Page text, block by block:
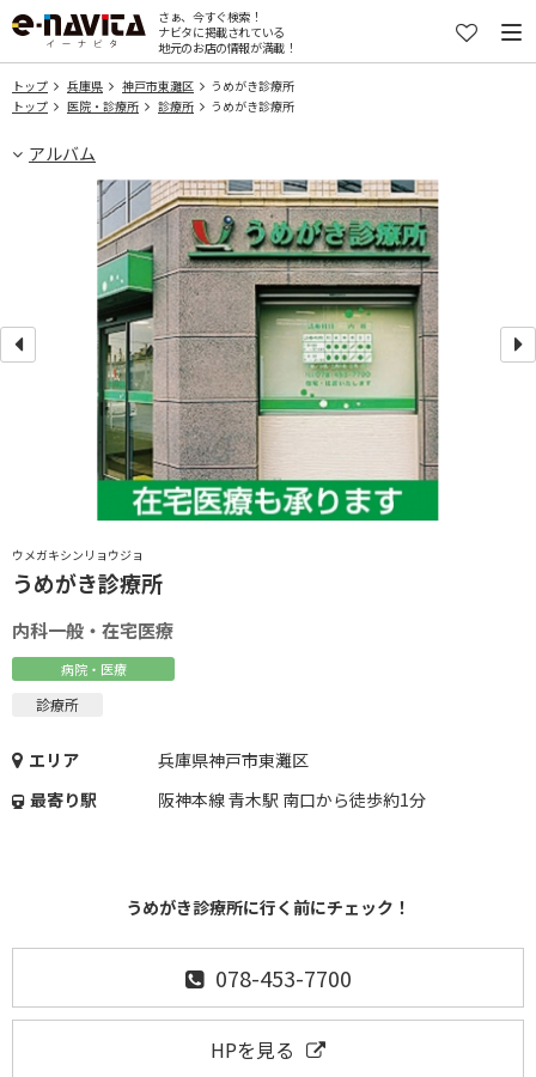
さぁ、今すぐ検索！
ナビタに掲載されている
地元のお店の情報が満載！
トップ 兵庫県 神戸市東灘区
うめがき診療所
トップ
医院・診療所 診療所 うめがき診療所
アルバム
ウメガキシンリョウジョ
うめがき診療所
内科一般・在宅医療
病院・医療
診療所
エリア
兵庫県神戸市東灘区
最寄り駅
阪神本線 青木駅 南口から徒歩約1分
うめがき診療所に行く前にチェック！
078-453-7700
HPを見る